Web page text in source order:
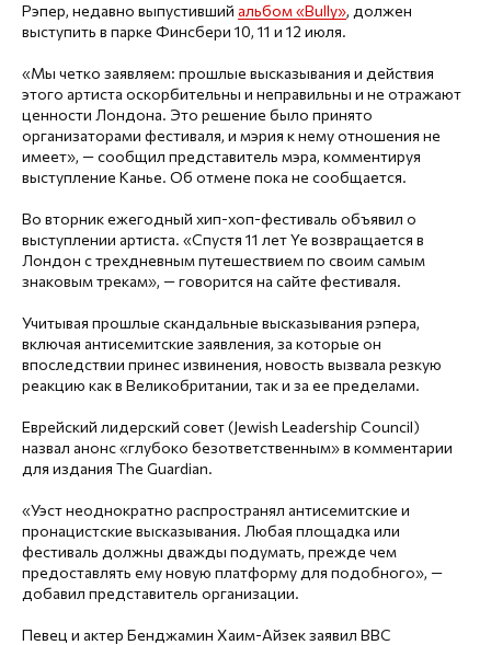
Рэпер, недавно выпустивший альбом «Bully», должен
выступить в парке Финсбери 10, 11 и 12 июля.
«Мы четко заявляем: прошлые высказывания и действия
этого артиста оскорбительны и неправильны и не отражают
ценности Лондона. Это решение было принято
организаторами фестиваля, и мэрия к нему отношения не
имеет», — сообщил представитель мэра, комментируя
выступление Канье. Об отмене пока не сообщается.
Во вторник ежегодный хип-хоп-фестиваль объявил о
выступлении артиста. «Спустя 11 лет Ye возвращается в
Лондон с трехдневным путешествием по своим самым
знаковым трекам», — говорится на сайте фестиваля.
Учитывая прошлые скандальные высказывания рэпера,
включая антисемитские заявления, за которые он
впоследствии принес извинения, новость вызвала резкую
реакцию как в Великобритании, так и за ее пределами.
Еврейский лидерский совет (Jewish Leadership Council)
назвал анонс «глубоко безответственным» в комментарии
для издания The Guardian.
«Уэст неоднократно распространял антисемитские и
пронацистские высказывания. Любая площадка или
фестиваль должны дважды подумать, прежде чем
предоставлять ему новую платформу для подобного», —
добавил представитель организации.
Певец и актер Бенджамин Хаим-Айзек заявил BBC